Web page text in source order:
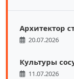
Архитектор
20.07.2026
Культуры
11.07.2026